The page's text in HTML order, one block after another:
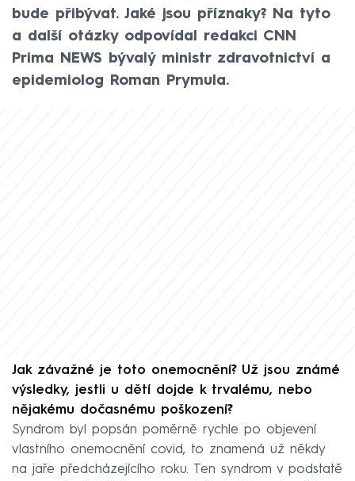
bude přibývat. Jaké jsou příznaky? Na tyto
a další otázky odpovídal redakci CNN
Prima NEWS bývalý ministr zdravotnictví a
epidemiolog Roman Prymula.
Jak závažné je toto onemocnění? Už jsou známé
výsledky, jestli u dětí dojde k trvalému, nebo
nějakému dočasnému poškození?
Syndrom byl popsán poměrně rychle po objevení
vlastního onemocnění covid, to znamená už někdy
na jaře předcházejícího roku. Ten syndrom v podstatě